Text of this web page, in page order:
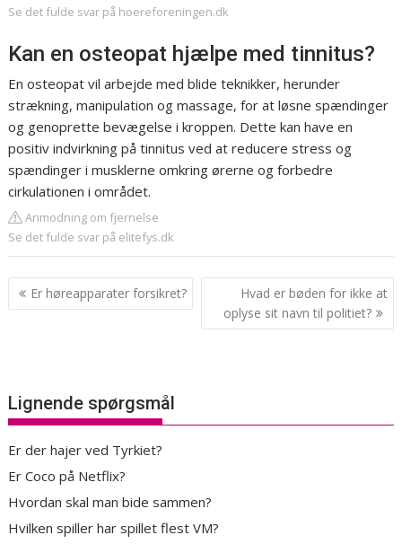
Se det fulde svar på hoereforeningen.dk
Kan en osteopat hjælpe med tinnitus?
En osteopat vil arbejde med blide teknikker, herunder
strækning, manipulation og massage, for at løsne spændinger
og genoprette bevægelse i kroppen. Dette kan have en
positiv indvirkning på tinnitus ved at reducere stress og
spændinger i musklerne omkring ørerne og forbedre
cirkulationen i området.
Anmodning om fjernelse
Se det fulde svar på elitefys.dk
Indlægsnavigation
Er høreapparater forsikret?
Hvad er bøden for ikke at
oplyse sit navn til politiet?
Lignende spørgsmål
Er der hajer ved Tyrkiet?
Er Coco på Netflix?
Hvordan skal man bide sammen?
Hvilken spiller har spillet flest VM?